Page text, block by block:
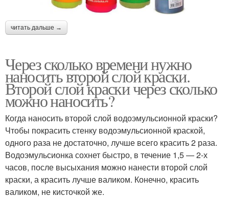
читать дальше →
Через сколько времени нужно
наносить второй слой краски.
Второй слой краски через сколько
можно наносить?
Когда наносить второй слой водоэмульсионной краски?
Чтобы покрасить стенку водоэмульсионной краской,
одного раза не достаточно, лучше всего красить 2 раза.
Водоэмульсионка сохнет быстро, в течение 1,5 — 2-х
часов, после высыхания можно нанести второй слой
краски, а красить лучше валиком. Конечно, красить
валиком, не кисточкой же.